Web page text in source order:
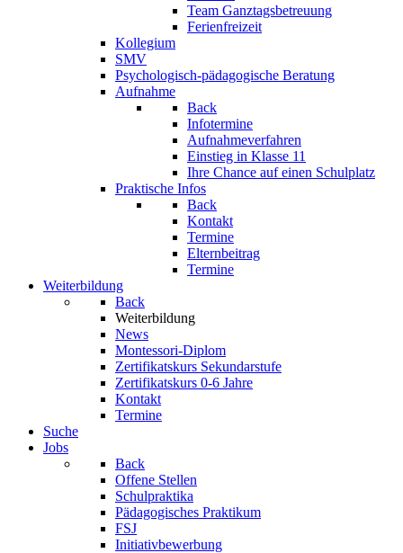
Team Ganztagsbetreuung
Ferienfreizeit
Kollegium
SMV
Psychologisch-pädagogische Beratung
Aufnahme
Back
Infotermine
Aufnahmeverfahren
Einstieg in Klasse 11
Ihre Chance auf einen Schulplatz
Praktische Infos
Back
Kontakt
Termine
Elternbeitrag
Termine
Weiterbildung
Back
Weiterbildung
News
Montessori-Diplom
Zertifikatskurs Sekundarstufe
Zertifikatskurs 0-6 Jahre
Kontakt
Termine
Suche
Jobs
Back
Offene Stellen
Schulpraktika
Pädagogisches Praktikum
FSJ
Initiativbewerbung